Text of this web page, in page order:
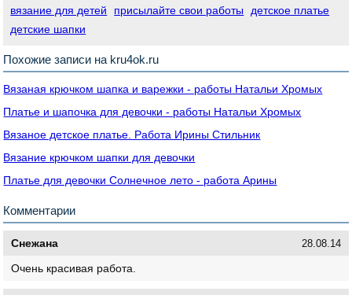
вязание для детей присылайте свои работы
детское платье
детские шапки
Похожие записи на kru4ok.ru
Вязаная крючком шапка и варежки - работы Натальи Хромых
Платье и шапочка для девочки - работы Натальи Хромых
Вязаное детское платье. Работа Ирины Стильник
Вязание крючком шапки для девочки
Платье для девочки Солнечное лето - работа Арины
Комментарии
Снежана 28.08.14
Очень красивая работа.